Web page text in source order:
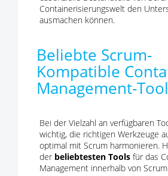
Containerisierungswelt den
ausmachen können.
Beliebte Scrum-
Kompatible
Management-
Bei der Vielzahl an verfügbaren
wichtig, die richtigen Werkzeuge
optimal mit Scrum harmonieren.
der beliebtesten Tools für das
Management innerhalb von